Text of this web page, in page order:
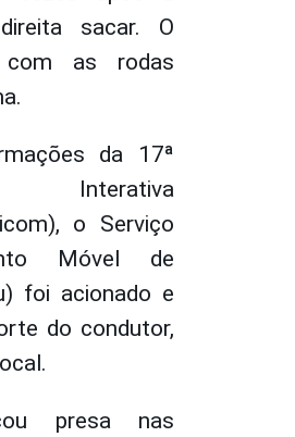
sacar. O
as rodas
da 17ª
Interativa
o Serviço
Móvel de
foi acionado e
do condutor,
presa nas